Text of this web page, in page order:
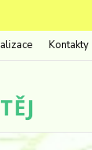
Kontakty